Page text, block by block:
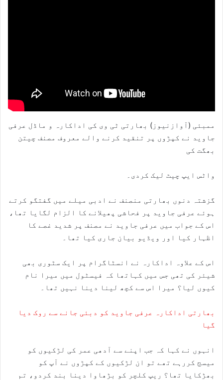
ممبئی (آوازنیوز) بھارتی ٹی وی کی اداکارہ و ماڈل عرفی
جاوید نے کپڑوں پر تنقید کرنے والے معروف مصنف چیتن
بھگت کی
واٹس ایپ چیٹ لیک کردی۔
گزشتہ دنوں بھارتی منصنف نے ادبی میلے میں گفتگو کرتے
ہوئے عرفی جاوید پر فحاشی پھیلانے کا الزام لگایا تھا،
اس کے جواب میں عرفی جاوید نے مصنف پر شدید غصے کا
اظہار کیا اور ویڈیو بیان جاری کیا تھا۔
اس کے علاوہ اداکارہ نے انسٹاگرام پر ایک سٹوری بھی
شیئر کی تھی جس میں کہاتھا کہ فیسٹول میں میرا نام
کیوں لیا؟ میرا اس سے کچھ لینا دینا نہیں تھا۔
بھارتی اداکارہ عرفی جاوید کو دبئی جانے سے روک دیا
گیا
انہوں نے کہا کہ جب اپنے سے آدھی عمر کی لڑکیوں کو
میسج کررہے تھے تو ان لڑکیوں کے کپڑوں نے آپ کو
بھڑکایا تھا؟ ریپ کلچر کو بڑھاوا دینا بند کردو، تم